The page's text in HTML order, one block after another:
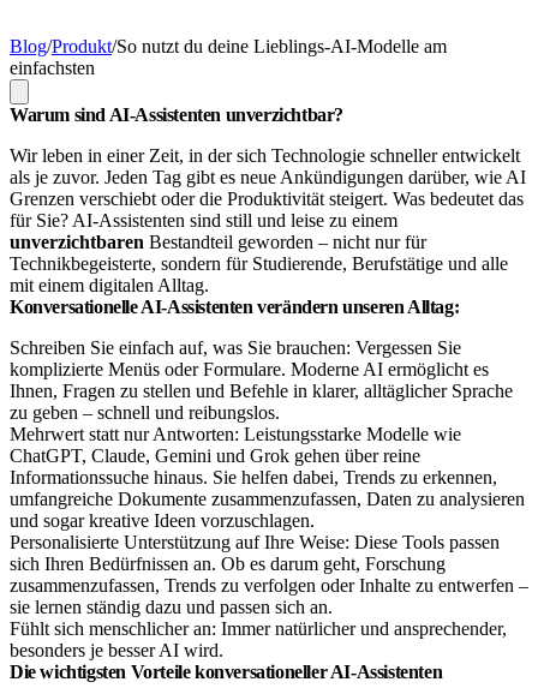
Blog/Produkt/So nutzt du deine Lieblings-AI-Modelle am
einfachsten
Warum sind AI-Assistenten unverzichtbar?
Wir leben in einer Zeit, in der sich Technologie schneller entwickelt
als je zuvor. Jeden Tag gibt es neue Ankündigungen darüber, wie AI
Grenzen verschiebt oder die Produktivität steigert. Was bedeutet das
für Sie? AI-Assistenten sind still und leise zu einem
unverzichtbaren Bestandteil geworden – nicht nur für
Technikbegeisterte, sondern für Studierende, Berufstätige und alle
mit einem digitalen Alltag.
Konversationelle AI-Assistenten verändern unseren Alltag:
Schreiben Sie einfach auf, was Sie brauchen: Vergessen Sie
komplizierte Menüs oder Formulare. Moderne AI ermöglicht es
Ihnen, Fragen zu stellen und Befehle in klarer, alltäglicher Sprache
zu geben – schnell und reibungslos.
Mehrwert statt nur Antworten: Leistungsstarke Modelle wie
ChatGPT, Claude, Gemini und Grok gehen über reine
Informationssuche hinaus. Sie helfen dabei, Trends zu erkennen,
umfangreiche Dokumente zusammenzufassen, Daten zu analysieren
und sogar kreative Ideen vorzuschlagen.
Personalisierte Unterstützung auf Ihre Weise: Diese Tools passen
sich Ihren Bedürfnissen an. Ob es darum geht, Forschung
zusammenzufassen, Trends zu verfolgen oder Inhalte zu entwerfen –
sie lernen ständig dazu und passen sich an.
Fühlt sich menschlicher an: Immer natürlicher und ansprechender,
besonders je besser AI wird.
Die wichtigsten Vorteile konversationeller AI-Assistenten